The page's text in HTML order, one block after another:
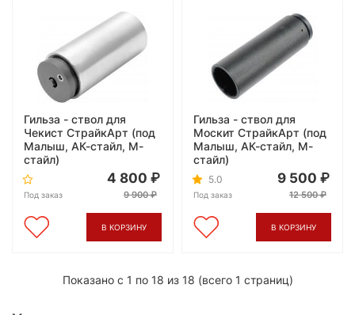
Гильза - ствол для
Чекист СтрайкАрт (под
Малыш, АК-стайл, М-
стайл)
Под заказ
4 800
9 900
В КОРЗИНУ
Гильза - ствол для
Москит СтрайкАрт (под
Малыш, АК-стайл, М-
стайл)
5.0
Под заказ
9 500
12 500
В КОРЗИНУ
Показано с 1 по 18 из 18 (всего 1 страниц)